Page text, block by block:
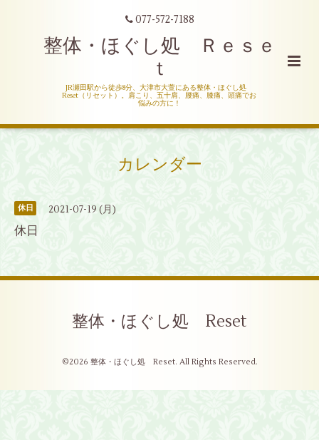
077-572-7188
整体・ほぐし処 Ｒｅｓｅ
ｔ
JR瀬田駅から徒歩8分、大津市大萱にある整体・ほぐし処
Reset（リセット）。肩こり、五十肩、腰痛、膝痛、頭痛でお
悩みの方に！
カレンダー
休日 2021-07-19 (月)
休日
整体・ほぐし処 Reset
©2026 整体・ほぐし処 Reset. All Rights Reserved.